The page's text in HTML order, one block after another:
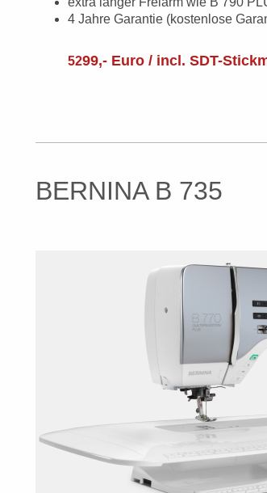
4 Jahre Garantie (kostenlose
5299,- Euro / incl. SDT-
BERNINA B 735